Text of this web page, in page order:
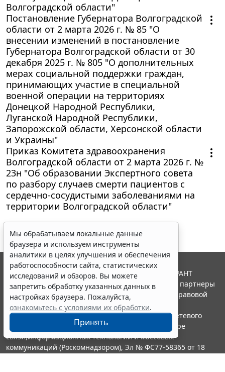
Волгоградской области"
Постановление Губернатора Волгоградской
области от 2 марта 2026 г. № 85 "О
внесении изменений в постановление
Губернатора Волгоградской области от 30
декабря 2025 г. № 805 "О дополнительных
мерах социальной поддержки граждан,
принимающих участие в специальной
военной операции на территориях
Донецкой Народной Республики,
Луганской Народной Республики,
Запорожской области, Херсонской области
и Украины"
Приказ Комитета здравоохранения
Волгоградской области от 2 марта 2026 г. №
23н "Об образовании Экспертного совета
по разбору случаев смерти пациентов с
сердечно-сосудистыми заболеваниями на
территории Волгоградской области"
Мы обрабатываем локальные данные
браузера и используем инструменты
аналитики в целях улучшения и обеспечения
работоспособности сайта, статистических
исследований и обзоров. Вы можете
запретить обработку указанных данных в
настройках браузера. Пожалуйста,
ознакомьтесь с условиями их обработки.
Принять
© ООО "НПП "ГАРАНТ-СЕРВИС", 2026. Система ГАРАНТ
выпускается с 1990 года. Компания "Гарант" и ее партнеры
являются участниками Российской ассоциации правовой
информации ГАРАНТ.
Портал ГАРАНТ.РУ зарегистрирован в качестве сетевого
издания Федеральной службой по надзору в сфере
связи,информационных технологий и массовых
коммуникаций (Роскомнадзором), Эл № ФС77-58365 от 18